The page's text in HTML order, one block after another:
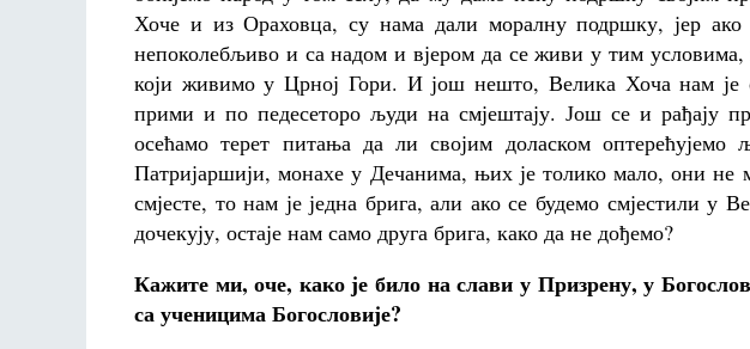
Хоче и из Ораховца, су нама дали моралну подршку, јер
непоколебљиво и са надом и вјером да се живи у тим
који живимо у Црној Гори. И још нешто, Велика Хоча нам је
прими и по педесеторо људи на смјештају. Још се и рађају
осећамо терет питања да ли својим доласком оптерећујемо
Патријаршији, монахе у Дечанима, њих је толико мало, они не
смјесте, то нам је једна брига, али ако се будемо смјестили у
дочекују, остаје нам само друга брига, како да не дођемо?
Кажите ми, оче, како је било на слави у Призрену, у
са ученицима Богословије?